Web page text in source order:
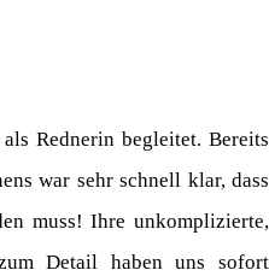
Rednerin begleitet. Bereits
war sehr schnell klar, dass
muss! Ihre unkomplizierte,
Detail haben uns sofort